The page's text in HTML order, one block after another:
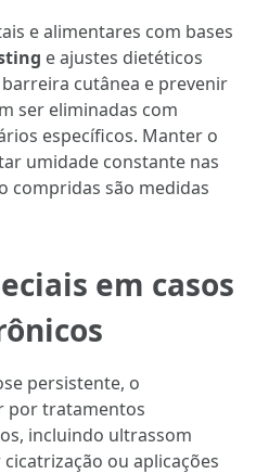
e alimentares com bases
e ajustes dietéticos
cutânea e prevenir
ser eliminadas com
específicos. Manter o
umidade constante nas
compridas são medidas
em casos
persistente, o
por tratamentos
incluindo ultrassom
ou aplicações